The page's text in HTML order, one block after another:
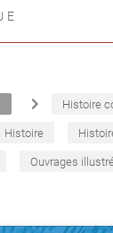
navigate_next Histoire
Histoire
Ouvrages